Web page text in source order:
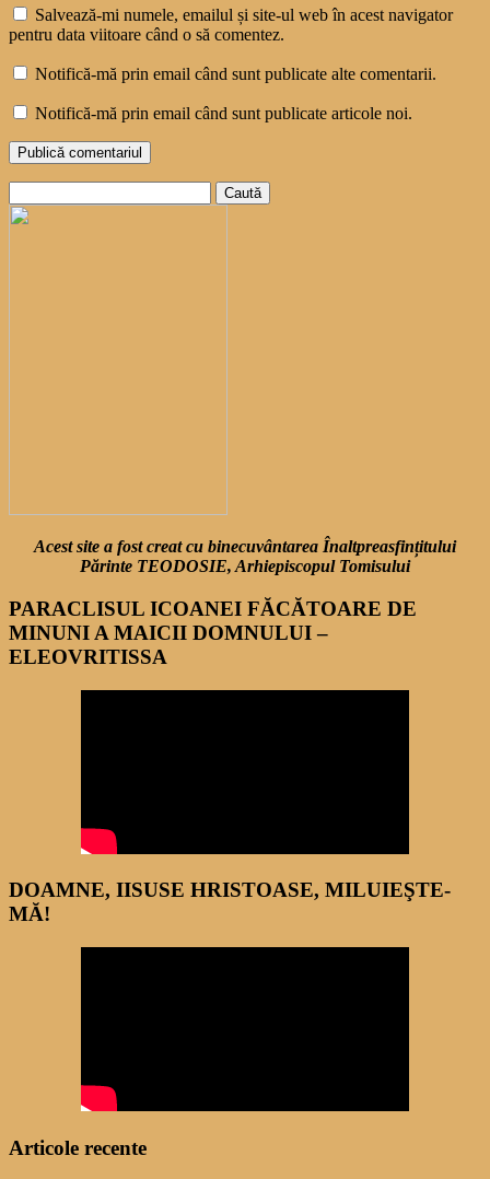
Salvează-mi numele, emailul și site-ul web în acest navigator
pentru data viitoare când o să comentez.
Notifică-mă prin email când sunt publicate alte comentarii.
Notifică-mă prin email când sunt publicate articole noi.
după:
Acest site a fost creat cu binecuvântarea Înaltpreasfințitului
Părinte TEODOSIE, Arhiepiscopul Tomisului
PARACLISUL ICOANEI FĂCĂTOARE DE
MINUNI A MAICII DOMNULUI –
ELEOVRITISSA
DOAMNE, IISUSE HRISTOASE, MILUIEŞTE-
MĂ!
Articole recente